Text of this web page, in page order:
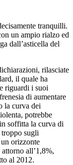
tranquilli.
un ampio rialzo ed
dall’asticella del
rilasciate
il quale ha
riguardi i suoi
di aumentare
la curva dei
potrebbe
soffitta la curva di
sugli
orizzonte
all’1,8%,
al 2012.